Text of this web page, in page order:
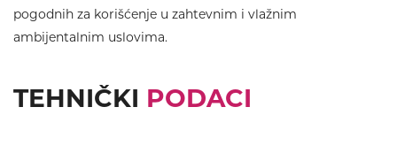
pogodnih za korišćenje u zahtevnim i vlažnim
ambijentalnim uslovima.
TEHNIČKI PODACI